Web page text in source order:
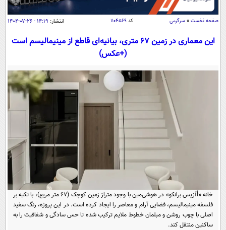
اقتصاد
اقتصادی
خودرو
جامعه
اجتماعی
حوادث
سلامت
یک برش دانایی
محیط زیست
سفر و تفریح
ورزشی
بین الملل
سیاست خارجی
فرهنگ و هنر
علم و دانش
فناوری و It
اخبار کریپتو
قرآن
گوناگون
سرگرمی
مجله تصویری سلاح
فیلم
ورزش
سیاست
خواندنی ها و دیدنی ها
داستان کوتاه
آموزش زبان
صفحه نخست » سرگرمی کد ۱۱۰۴۵۶۹ انتشار: ۱۴:۱۹ - ۲۶-۰۷-۱۴۰۴
این معماری در زمین 67 متری، بیانیه‌ای قاطع از مینیمالیسم است
(+عکس)
خانه «اُآزیس برانکو» در هوشی‌مین با وجود متراژ زمین کوچک (۶۷ متر مربع)، با تکیه بر
فلسفه مینیمالیسم، فضایی آرام و معاصر را ایجاد کرده است. در این پروژه، رنگ سفید
اصلی با چوب روشن و مبلمان خطوط ملایم ترکیب شده تا حس سادگی و شفافیت را به
ساکنین منتقل کند.